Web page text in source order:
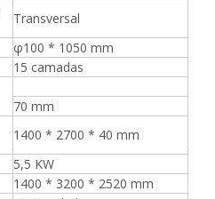
Transversal
φ100 * 1050 mm
15 camadas
70 mm
1400 * 2700 * 40 mm
5,5 KW
1400 * 3200 * 2520 mm